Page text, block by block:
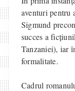
aventuri pentru
Sigmund
succes a
Tanzaniei), iar
formalitate.
Cadrul